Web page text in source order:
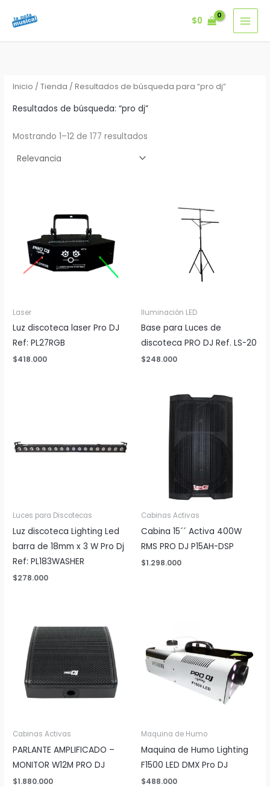
$0
Inicio /Tienda / Resultados de búsqueda para “pro dj”
Resultados de búsqueda: “pro dj”
Mostrando 1–12 de 177 resultados
Laser
Luz discoteca laser Pro DJ
Ref: PL27RGB
$418.000
Iluminación LED
Base para Luces de
discoteca PRO DJ Ref. LS-20
$248.000
Luces para Discotecas
Luz discoteca Lighting Led
barra de 18mm x 3 W Pro Dj
Ref: PL183WASHER
$278.000
Cabinas Activas
Cabina 15´´ Activa 400W
RMS PRO DJ P15AH-DSP
$1.298.000
Cabinas Activas
PARLANTE AMPLIFICADO –
MONITOR W12M PRO DJ
$1.880.000
Maquina de Humo
Maquina de Humo Lighting
F1500 LED DMX Pro DJ
$488.000